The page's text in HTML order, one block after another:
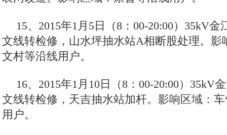
15、2015年1月5日（8：00-20:00）35kV
文线转检修，山水坪抽水站A相断股处理。影
文村等沿线用户。
16、2015年1月10日（8：00-20:00）35kV
文线转检修，天吉抽水站加杆。影响区域：
用户。